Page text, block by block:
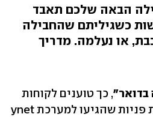
הבאה שלכם תאבד
כשגיליתם שהחבילה
או נעלמה. מדריך
בדואר", כך טוענים לקוחות
של דואר ישראל בעשרות פניות שהגיעו למערכת ynet